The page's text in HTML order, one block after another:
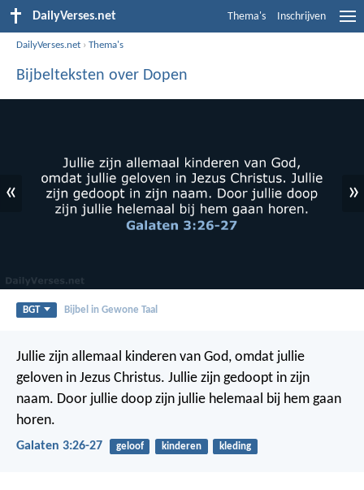
DailyVerses.net Thema's Inschrijven
DailyVerses.net ›Thema's
Bijbelteksten over Dopen
« »
BGT Bijbel in Gewone Taal
Jullie zijn allemaal kinderen van God, omdat jullie
geloven in Jezus Christus. Jullie zijn gedoopt in zijn
naam. Door jullie doop zijn jullie helemaal bij hem gaan
horen.
Galaten 3:26-27 geloof kinderen kleding